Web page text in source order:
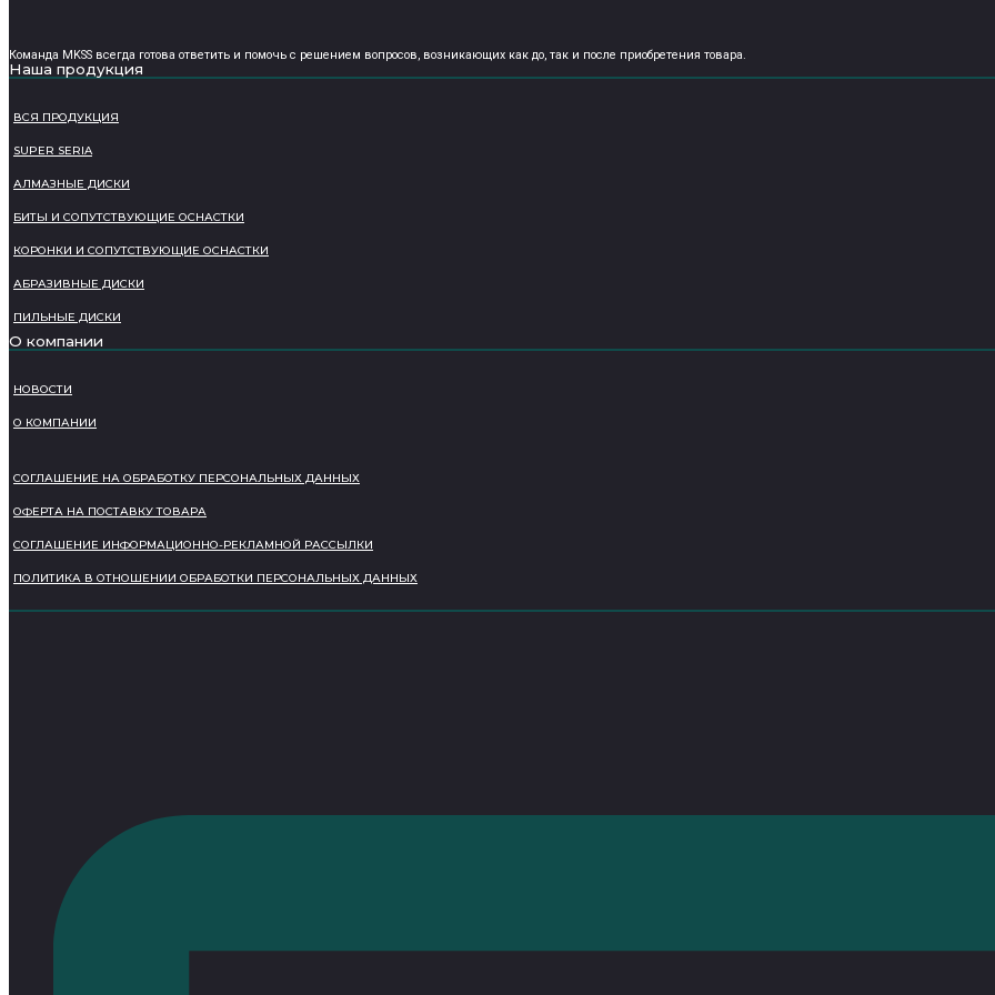
Команда MKSS всегда готова ответить и помочь с решением вопросов, возникающих как до, так и после приобретения товара.
Наша продукция
ВСЯ ПРОДУКЦИЯ
SUPER SERIA
АЛМАЗНЫЕ ДИСКИ
БИТЫ И СОПУТСТВУЮЩИЕ ОСНАСТКИ
КОРОНКИ И СОПУТСТВУЮЩИЕ ОСНАСТКИ
АБРАЗИВНЫЕ ДИСКИ
ПИЛЬНЫЕ ДИСКИ
О компании
НОВОСТИ
О КОМПАНИИ
СОГЛАШЕНИЕ НА ОБРАБОТКУ ПЕРСОНАЛЬНЫХ ДАННЫХ
ОФЕРТА НА ПОСТАВКУ ТОВАРА
СОГЛАШЕНИЕ ИНФОРМАЦИОННО-РЕКЛАМНОЙ РАССЫЛКИ
ПОЛИТИКА В ОТНОШЕНИИ ОБРАБОТКИ ПЕРСОНАЛЬНЫХ ДАННЫХ